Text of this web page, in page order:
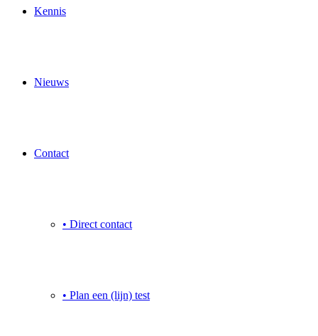
Kennis
Nieuws
Contact
• Direct contact
• Plan een (lijn) test